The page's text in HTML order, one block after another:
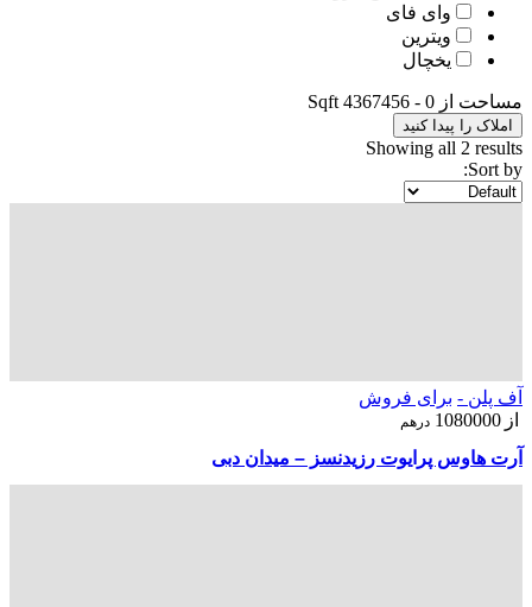
وای فای
ویترین
یخچال
مساحت از 0
-
4367456
Sqft
املاک را پیدا کنید
Showing all 2 results
Sort by:
آف پلن - برای فروش
از 1080000 درهم
آرت هاوس پرایوت رزیدنسز – میدان دبی